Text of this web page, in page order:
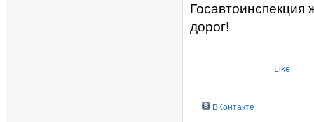
дорог!
Like
ВКонтакте